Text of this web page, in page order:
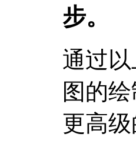
步。
通过
图的
更高